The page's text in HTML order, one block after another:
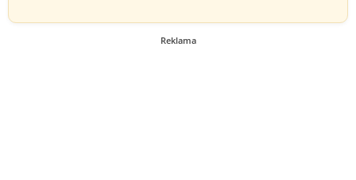
Reklama